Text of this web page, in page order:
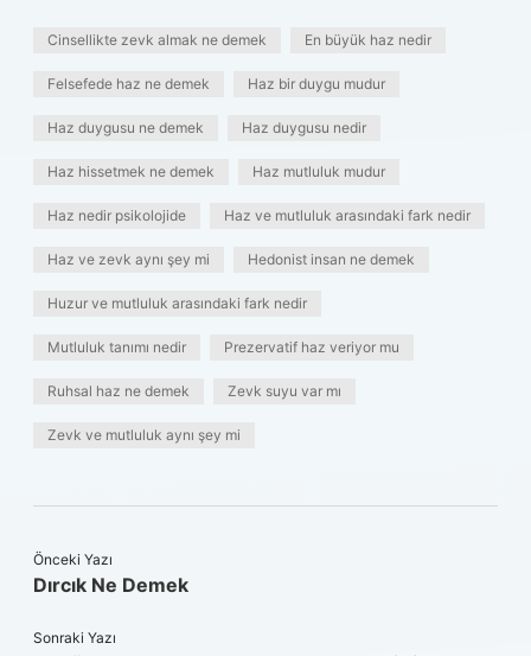
Cinsellikte zevk almak ne demek En büyük haz nedir
Felsefede haz ne demek Haz bir duygu mudur
Haz duygusu ne demek Haz duygusu nedir
Haz hissetmek ne demek Haz mutluluk mudur
Haz nedir psikolojide Haz ve mutluluk arasındaki fark nedir
Haz ve zevk aynı şey mi Hedonist insan ne demek
Huzur ve mutluluk arasındaki fark nedir
Mutluluk tanımı nedir Prezervatif haz veriyor mu
Ruhsal haz ne demek Zevk suyu var mı
Zevk ve mutluluk aynı şey mi
Önceki Yazı
Dırcık Ne Demek
Sonraki Yazı